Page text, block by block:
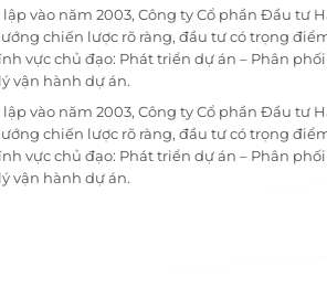
vào năm 2003, Công ty Cổ phần Đầu tư
chiến lược rõ ràng, đầu tư có trọng
vực chủ đạo: Phát triển dự án – Phân
vận hành dự án.
vào năm 2003, Công ty Cổ phần Đầu tư
chiến lược rõ ràng, đầu tư có trọng
vực chủ đạo: Phát triển dự án – Phân
vận hành dự án.